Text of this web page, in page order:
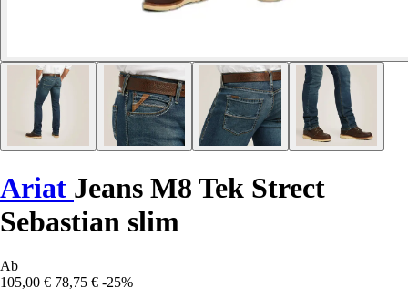
Ariat Jeans M8 Tek Strect
Sebastian slim
Ab
105,00 € 78,75 € -25%